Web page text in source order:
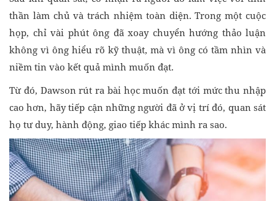
thần làm chủ và trách nhiệm toàn diện. Trong một cuộc
họp, chỉ vài phút ông đã xoay chuyển hướng thảo luận
không vì ông hiểu rõ kỹ thuật, mà vì ông có tầm nhìn và
niềm tin vào kết quả mình muốn đạt.
Từ đó, Dawson rút ra bài học muốn đạt tới mức thu nhập
cao hơn, hãy tiếp cận những người đã ở vị trí đó, quan sát
họ tư duy, hành động, giao tiếp khác mình ra sao.